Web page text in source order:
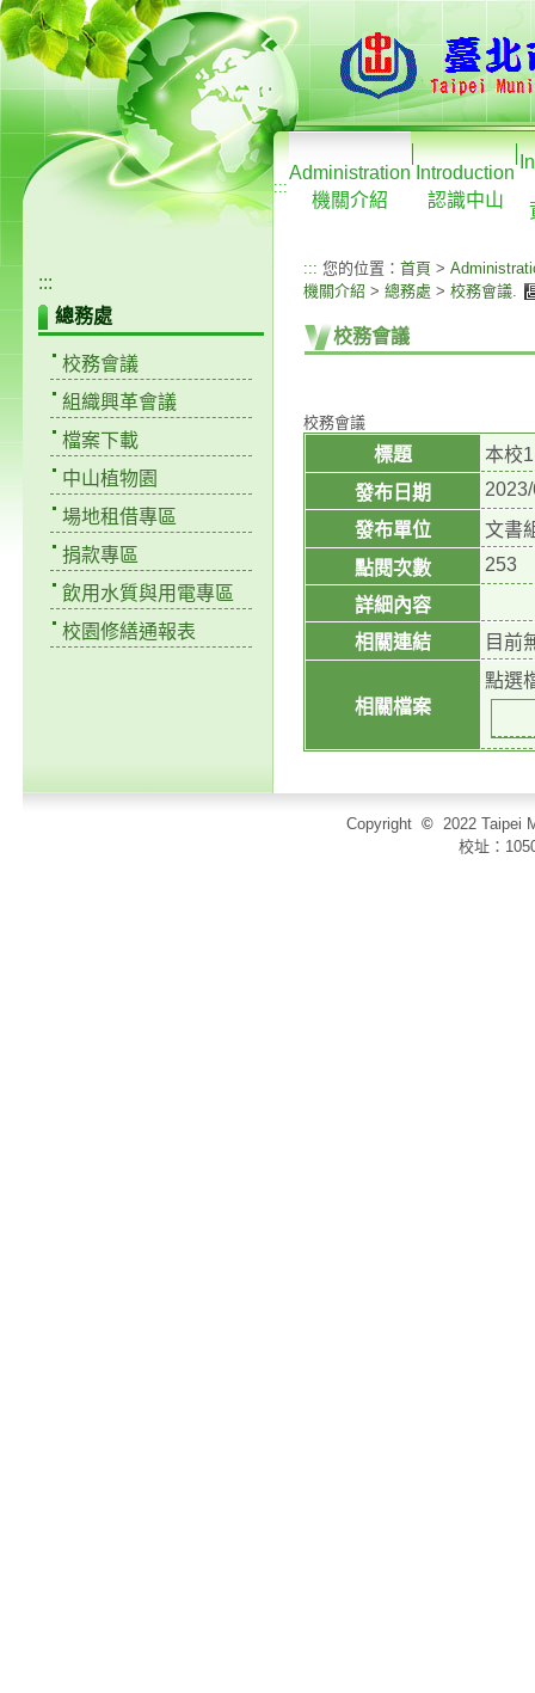
:::
Administration
機關介紹
Introduction
認識中山
:::
總務處
校務會議
組織興革會議
檔案下載
中山植物園
場地租借專區
捐款專區
飲用水質與用電專區
校園修繕通報表
::: 您的位置： 首頁 >
機關介紹 > 總務處 > 校務會議.
校務會議
校務會議
標題
本校
發布日期
發布單位
文書
點閱次數
253
詳細內容
相關連結
目前
相關檔案
點選
Copyright © 2022 Taipei
校址：